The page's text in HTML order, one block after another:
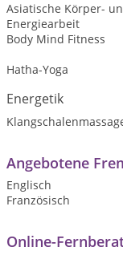
Asiatische Körper-
Energiearbeit
Body Mind Fitness
Hatha-Yoga
Energetik
Angebotene
Englisch
Französisch
Online-